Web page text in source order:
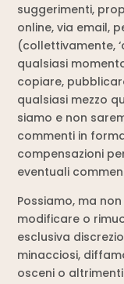
suggerimenti,
online, via email,
(collettivamente,
qualsiasi
copiare,
qualsiasi mezzo
siamo e non
commenti in
compensazioni
eventuali
Possiamo, ma
modificare o
esclusiva
minacciosi,
osceni o